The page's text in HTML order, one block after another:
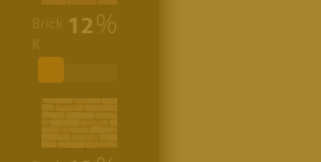
12